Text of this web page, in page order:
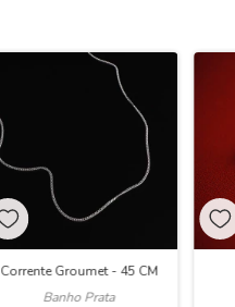
Corrente Groumet - 45 CM
Banho Prata